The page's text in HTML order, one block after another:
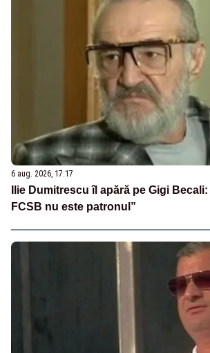
6 aug. 2026, 17:17
Ilie Dumitrescu îl apără pe Gigi
FCSB nu este patronul”